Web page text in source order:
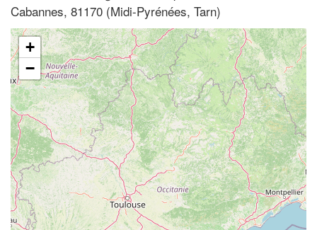
Cabannes, 81170 (Midi-Pyrénées, Tarn)
+
−